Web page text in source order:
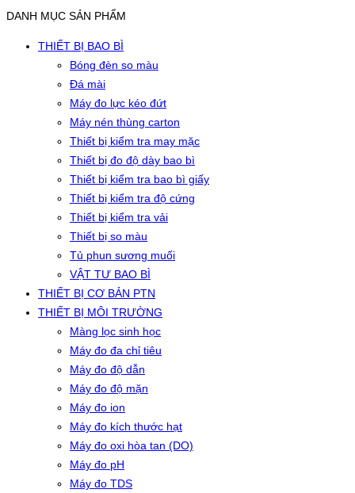
DANH MỤC SẢN PHẨM
THIẾT BỊ BAO BÌ
Bóng đèn so màu
Đá mài
Máy đo lực kéo đứt
Máy nén thùng carton
Thiết bị kiểm tra may mặc
Thiết bị đo độ dày bao bì
Thiết bị kiểm tra bao bì giấy
Thiết bị kiểm tra độ cứng
Thiết bị kiểm tra vải
Thiết bị so màu
Tủ phun sương muối
VẬT TƯ BAO BÌ
THIẾT BỊ CƠ BẢN PTN
THIẾT BỊ MÔI TRƯỜNG
Màng lọc sinh học
Máy đo đa chỉ tiêu
Máy đo độ dẫn
Máy đo độ mặn
Máy đo ion
Máy đo kích thước hạt
Máy đo oxi hòa tan (DO)
Máy đo pH
Máy đo TDS